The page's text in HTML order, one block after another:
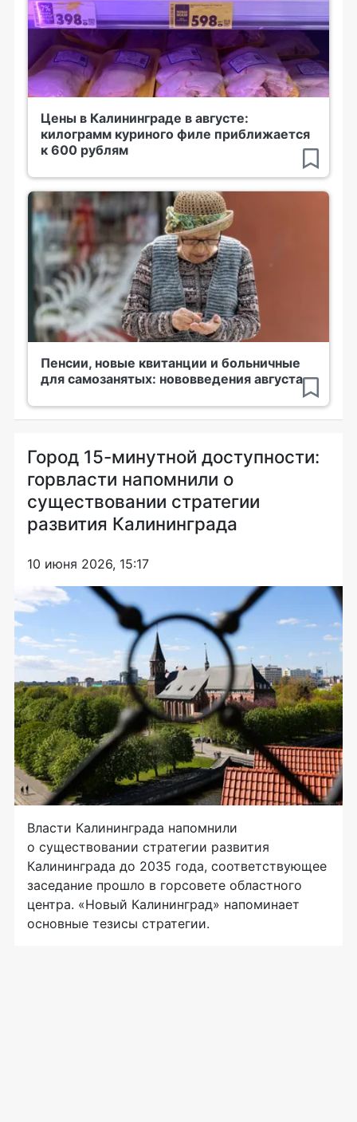
Цены в Калининграде в августе:
килограмм куриного филе приближается
к 600 рублям
Пенсии, новые квитанции и больничные
для самозанятых: нововведения августа
Город 15-минутной доступности:
горвласти напомнили о
существовании стратегии
развития Калининграда
10 июня 2026, 15:17
Власти Калининграда напомнили
о существовании стратегии развития
Калининграда до 2035 года, соответствующее
заседание прошло в горсовете областного
центра. «Новый Калининград» напоминает
основные тезисы стратегии.